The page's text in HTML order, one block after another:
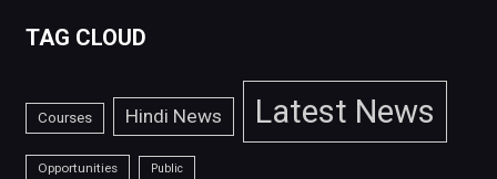
TAG CLOUD
Courses Hindi News Latest News
Opportunities Public